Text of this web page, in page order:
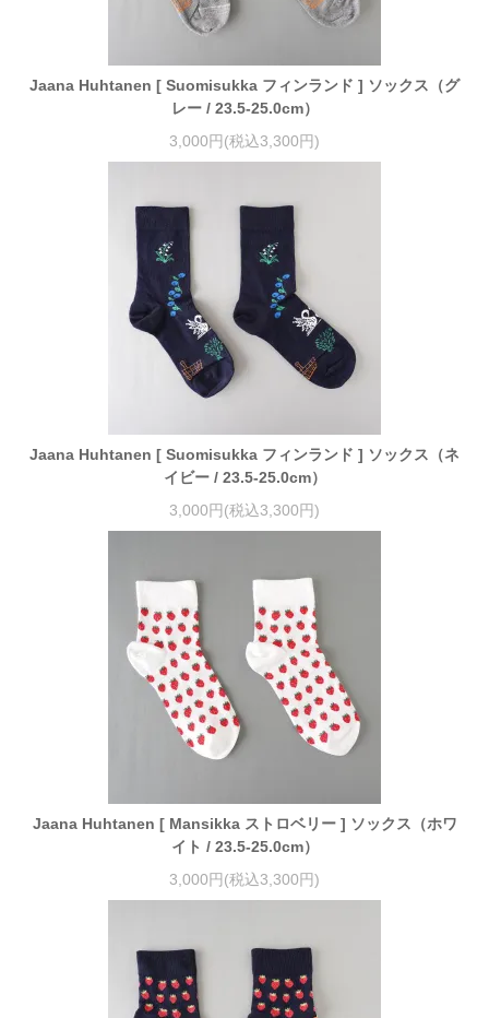
Jaana Huhtanen [ Suomisukka フィンランド ] ソックス（グ
レー / 23.5-25.0cm）
3,000円(税込3,300円)
Jaana Huhtanen [ Suomisukka フィンランド ] ソックス（ネ
イビー / 23.5-25.0cm）
3,000円(税込3,300円)
Jaana Huhtanen [ Mansikka ストロベリー ] ソックス（ホワ
イト / 23.5-25.0cm）
3,000円(税込3,300円)